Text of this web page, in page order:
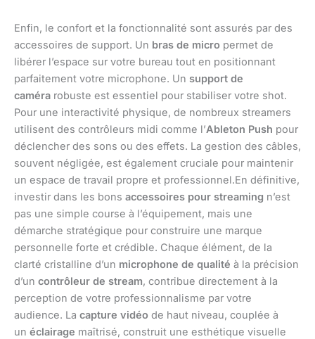
Enfin, le confort et la fonctionnalité sont assurés par des
accessoires de support. Un bras de micro permet de
libérer l’espace sur votre bureau tout en positionnant
parfaitement votre microphone. Un support de
caméra robuste est essentiel pour stabiliser votre shot.
Pour une interactivité physique, de nombreux streamers
utilisent des contrôleurs midi comme l’Ableton Push pour
déclencher des sons ou des effets. La gestion des câbles,
souvent négligée, est également cruciale pour maintenir
un espace de travail propre et professionnel.En définitive,
investir dans les bons accessoires pour streaming n’est
pas une simple course à l’équipement, mais une
démarche stratégique pour construire une marque
personnelle forte et crédible. Chaque élément, de la
clarté cristalline d’un microphone de qualité à la précision
d’un contrôleur de stream, contribue directement à la
perception de votre professionnalisme par votre
audience. La capture vidéo de haut niveau, couplée à
un éclairage maîtrisé, construit une esthétique visuelle